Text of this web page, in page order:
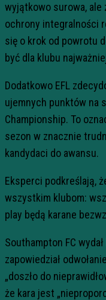
wyjątkowo surowa, ale
ochrony integralności
się o krok od powrotu
być dla klubu
Dodatkowo EFL
ujemnych punktów na
Championship. To
sezon w znacznie
kandydaci do awansu.
Eksperci podkreślają,
wszystkim klubom:
play będą karane
Southampton FC
zapowiedział
„doszło do
że kara jest